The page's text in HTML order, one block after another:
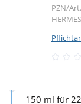
PZN/
150 ml für